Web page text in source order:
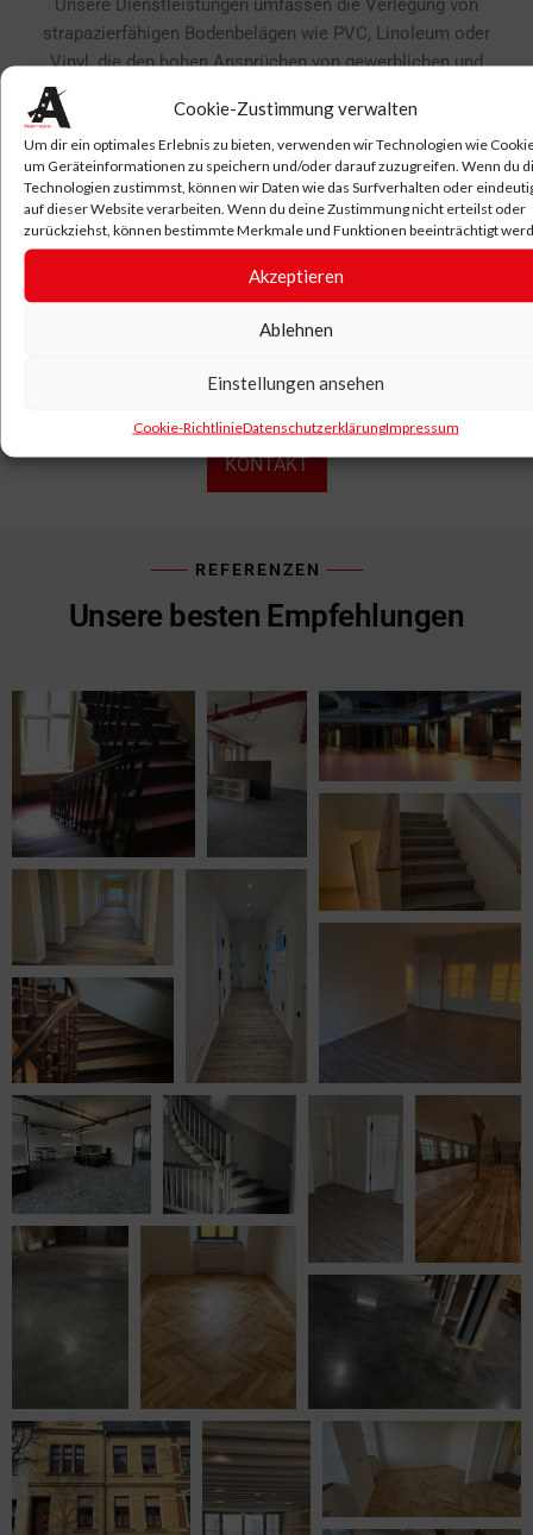
Cookie-Zustimmung verwalten
Um dir ein optimales Erlebnis zu bieten, verwenden wir Technologien wie
um Geräteinformationen zu speichern und/oder darauf zuzugreifen. Wenn du
Technologien zustimmst, können wir Daten wie das Surfverhalten oder
auf dieser Website verarbeiten. Wenn du deine Zustimmung nicht erteilst oder
zurückziehst, können bestimmte Merkmale und Funktionen beeinträchtigt
Akzeptieren
Ablehnen
Einstellungen ansehen
Cookie-RichtlinieDatenschutzerklärungImpressum
Unsere Dienstleistungen umfassen die Verlegung von
strapazierfähigen Bodenbelägen wie PVC, Linoleum oder
Vinyl, die den hohen Ansprüchen von gewerblichen und
öffentlichen Räumen standhalten. Dabei legen wir großen
Wert auf eine sorgfältige Planung und Ausführung, um
minimale Beeinträchtigungen während der Bauphase zu
gewährleisten.
Kontaktieren Sie uns noch heute für eine umfassende
Beratung zu Ihren Fußbodenarbeiten in Ihrer Region. Wir
freuen uns darauf, gemeinsam mit Ihnen die ideale Lösung
für Ihre Räume zu finden und diese in einzigartige Wohn-
oder Arbeitswelten zu verwandeln. Die Malerwerkstätte
in Halle (Saale), Saalekreis und Umgebung.
KONTAKT
REFERENZEN
Unsere besten Empfehlungen